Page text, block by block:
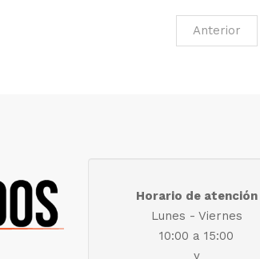
Anterior
Horario de atención
Lunes - Viernes
10:00 a 15:00
y